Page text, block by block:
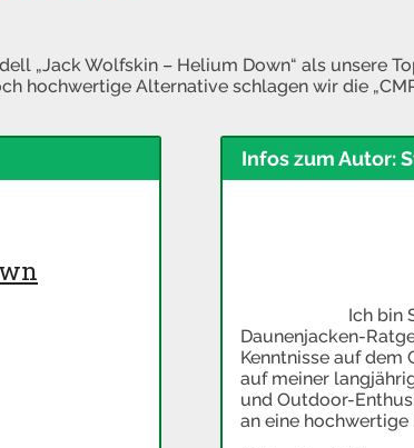
„Jack Wolfskin – Helium Down“ als unsere
Alternative schlagen wir die
Infos zum Autor:
Ich bin
Daunenjacken-
Kenntnisse auf
auf meiner
und Outdoor-
an eine